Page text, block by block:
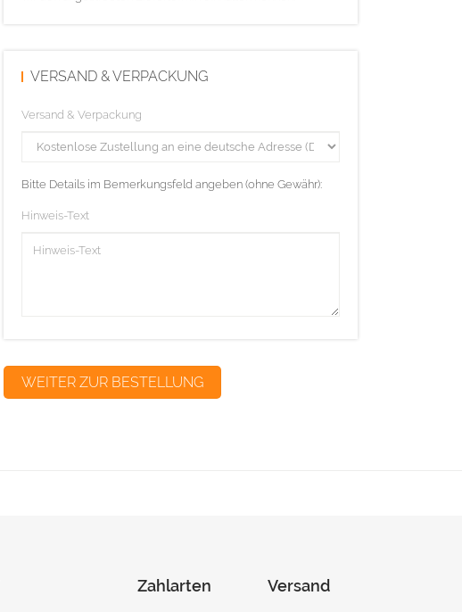
VERSAND & VERPACKUNG
Versand & Verpackung
Bitte Details im Bemerkungsfeld angeben (ohne Gewähr):
Hinweis-Text
Zahlarten Versand